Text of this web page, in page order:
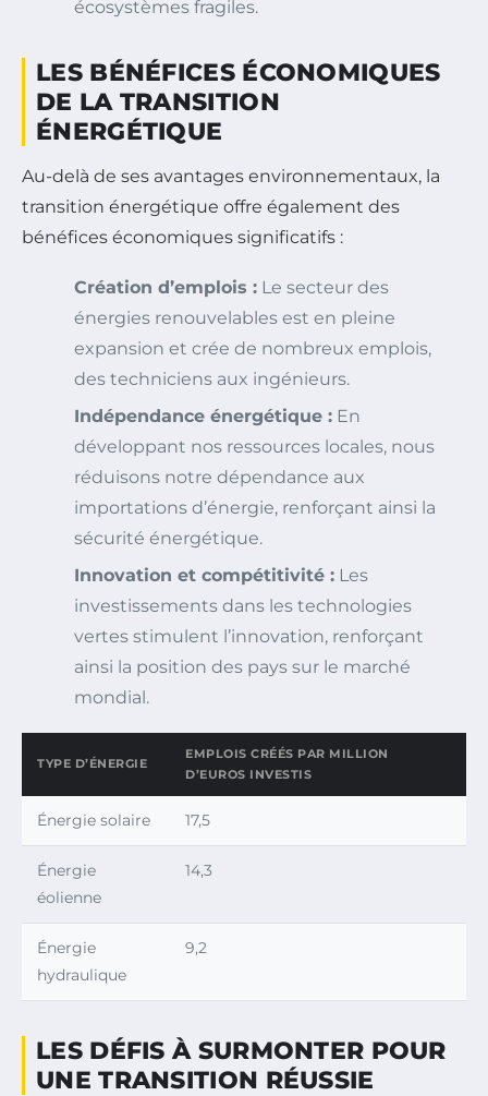
écosystèmes fragiles.
LES BÉNÉFICES ÉCONOMIQUES
DE LA TRANSITION
ÉNERGÉTIQUE
Au-delà de ses avantages environnementaux, la
transition énergétique offre également des
bénéfices économiques significatifs :
Création d’emplois : Le secteur des
énergies renouvelables est en pleine
expansion et crée de nombreux emplois,
des techniciens aux ingénieurs.
Indépendance énergétique : En
développant nos ressources locales, nous
réduisons notre dépendance aux
importations d’énergie, renforçant ainsi la
sécurité énergétique.
Innovation et compétitivité : Les
investissements dans les technologies
vertes stimulent l’innovation, renforçant
ainsi la position des pays sur le marché
mondial.
TYPE D’ÉNERGIE
EMPLOIS CRÉÉS PAR MILLION
D’EUROS INVESTIS
Énergie solaire 17,5
Énergie
éolienne
14,3
Énergie
hydraulique
9,2
LES DÉFIS À SURMONTER POUR
UNE TRANSITION RÉUSSIE